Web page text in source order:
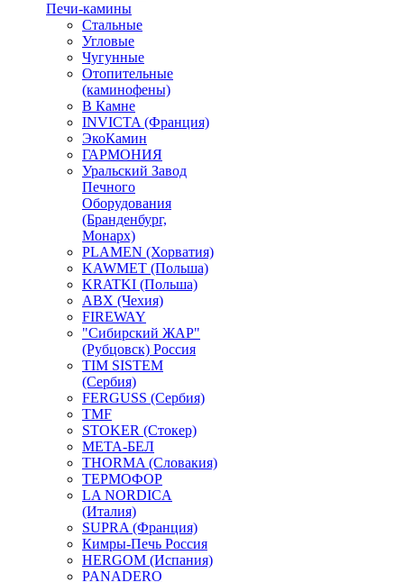
Печи-камины
Стальные
Угловые
Чугунные
Отопительные
(каминофены)
В Камне
INVICTA (Франция)
ЭкоКамин
ГАРМОНИЯ
Уральский Завод
Печного
Оборудования
(Бранденбург,
Монарх)
PLAMEN (Хорватия)
KAWMET (Польша)
KRATKI (Польша)
ABX (Чехия)
FIREWAY
"Сибирский ЖАР"
(Рубцовск) Россия
TIM SISTEM
(Сербия)
FERGUSS (Сербия)
TMF
STOKER (Стокер)
МЕТА-БЕЛ
THORMA (Словакия)
ТЕРМОФОР
LA NORDICA
(Италия)
SUPRA (Франция)
Кимры-Печь Россия
HERGOM (Испания)
PANADERO